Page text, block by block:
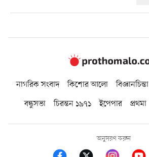
নাগরিক সংবাদ কিশোর আলো বিজ্ঞানচিন্তা
বন্ধুসভা
চিরন্তন ১৯৭১ ইপেপার প্রথমা
অনুসরণ করুন